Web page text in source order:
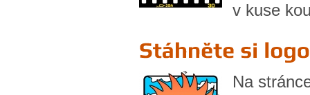
v kuse
Na